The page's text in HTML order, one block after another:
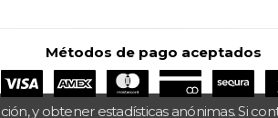
Métodos de pago aceptados
y obtener estadísticas anónimas. Si